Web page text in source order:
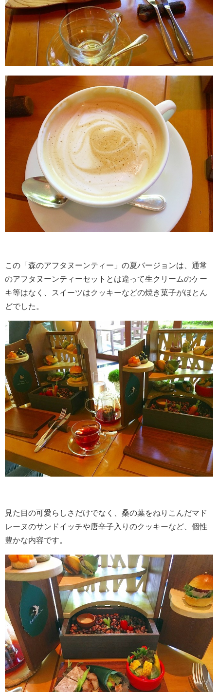
この「森のアフタヌーンティー」の夏バージョンは、通常
のアフタヌーンティーセットとは違って生クリームのケー
キ等はなく、スイーツはクッキーなどの焼き菓子がほとん
どでした。
見た目の可愛らしさだけでなく、桑の葉をねりこんだマド
レーヌのサンドイッチや唐辛子入りのクッキーなど、個性
豊かな内容です。